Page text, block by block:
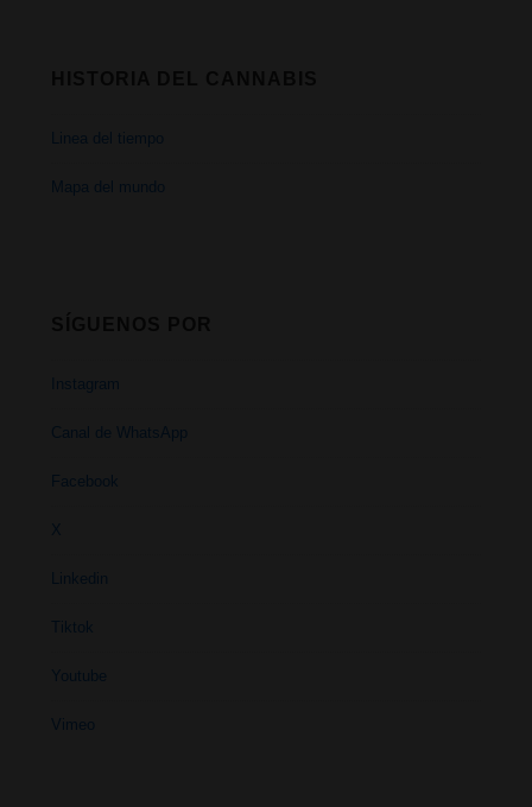
Linea del tiempo
Mapa del mundo
Instagram
Canal de WhatsApp
Facebook
X
Linkedin
Tiktok
Youtube
Vimeo